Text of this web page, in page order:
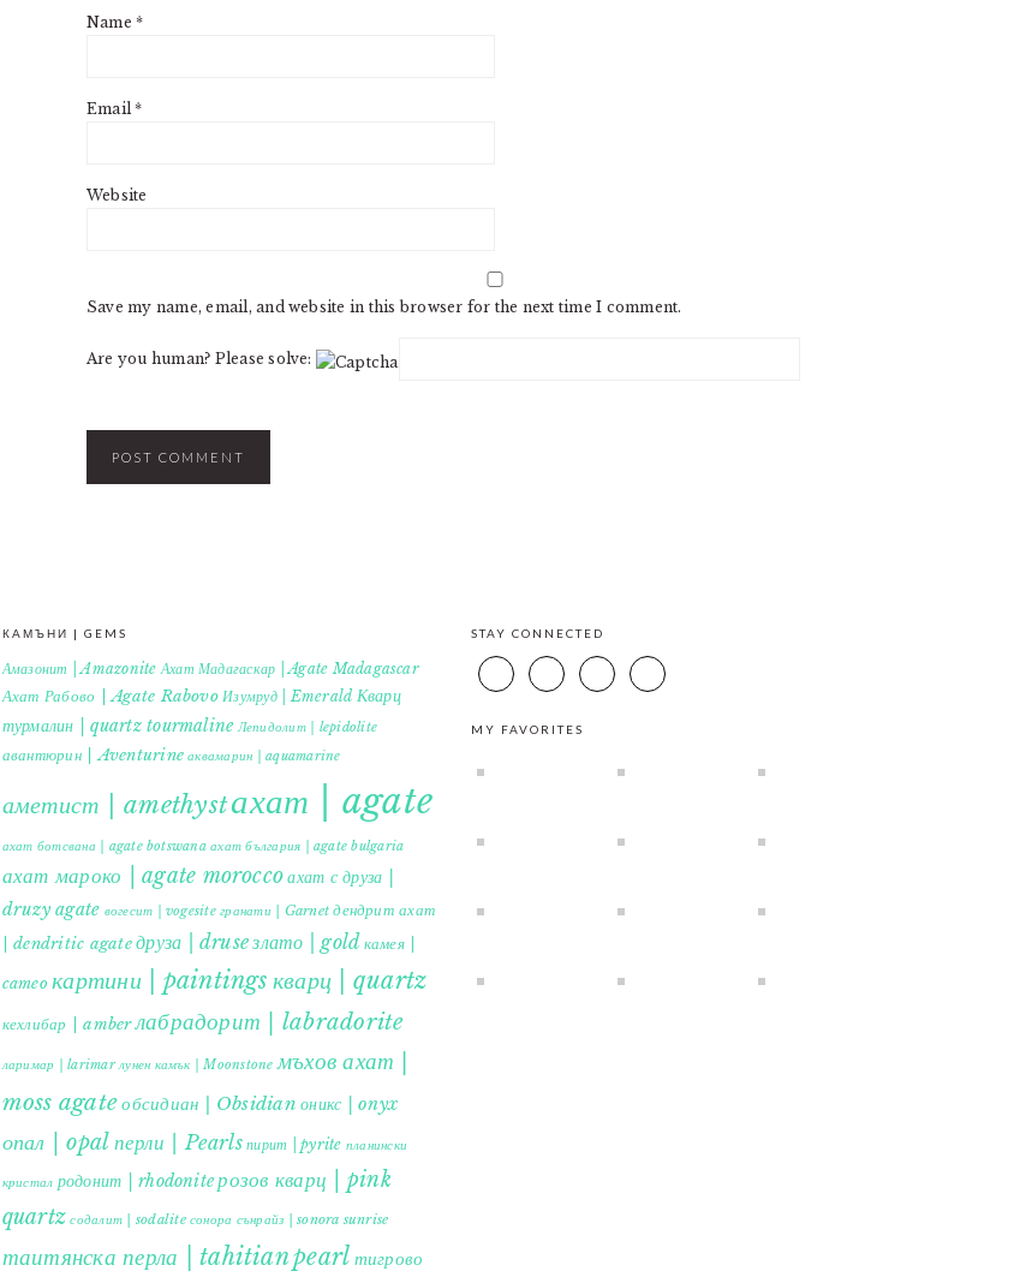
Name*
Email*
Website
Save my name, email, and website in this browser for the next time I comment.
Are you human? Please solve:
КАМЪНИ | GEMS
Амазонит | Amazonite Ахат Мадагаскар | Agate Madagascar
Ахат Рабово | Agate Rabovo Изумруд | Emerald Кварц
турмалин | quartz tourmaline Лепидолит | lepidolite
авантюрин | Aventurine аквамарин | aquamarine
аметист | amethystахат | agate
ахат ботсвана | agate botswana ахат българия | agate bulgaria
ахат мароко | agate moroccoахат с друза |
druzy agate вогесит | vogesite гранати | Garnet дендрит ахат
| dendritic agateдруза | druseзлато | gold камея |
cameo картини | paintings кварц | quartz
кехлибар | amberлабрадорит | labradorite
ларимар | larimar лунен камък | Moonstone мъхов ахат |
moss agateобсидиан | Obsidian оникс | onyx
опал | opal перли | Pearls пирит | pyrite планински
кристал родонит | rhodoniteрозов кварц | pink
quartz содалит | sodalite сонора сънрайз | sonora sunrise
таитянска перла | tahitian pearl тигрово
STAY CONNECTED
MY FAVORITES